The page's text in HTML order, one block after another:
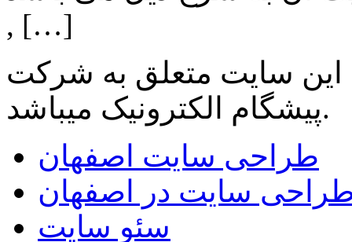
, […]
این سایت متعلق به شرکت
پیشگام الکترونیکمیباشد.
طراحی سایت اصفهان
سایت در اصفهان
سئو سایت